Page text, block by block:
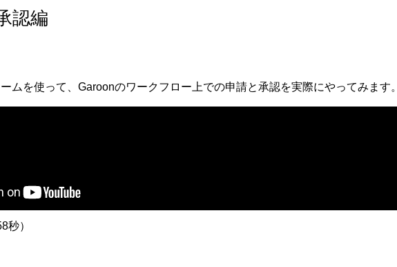
認編
ムを使って、Garoonのワークフロー上での申請と承認を実際にやってみます。
秒）